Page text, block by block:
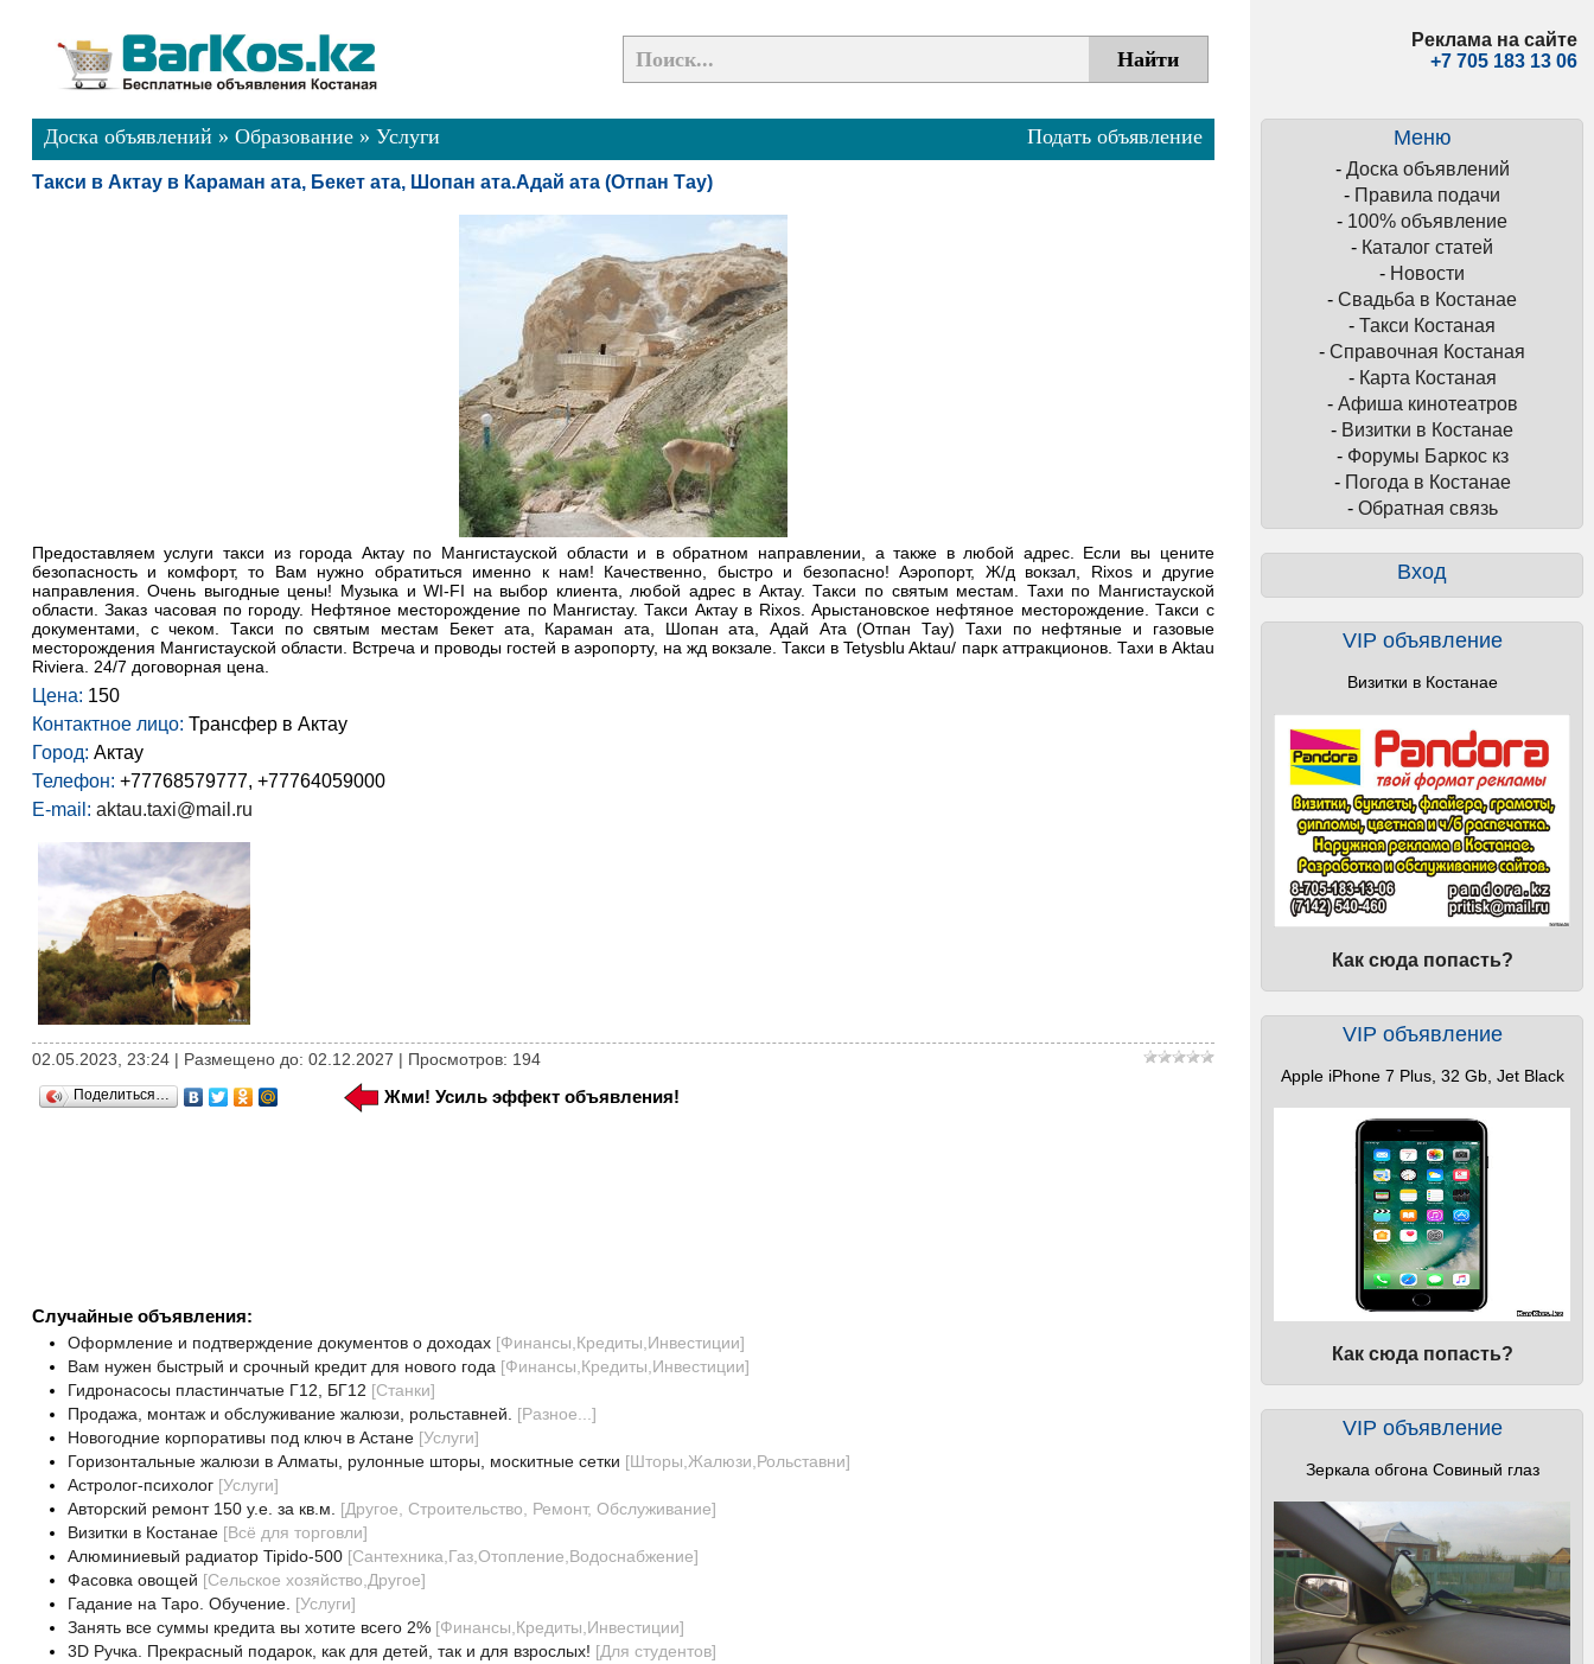
Реклама на сайте
+7 705 183 13 06
Меню
- Доска объявлений
- Правила подачи
- 100% объявление
- Каталог статей
- Новости
- Свадьба в Костанае
- Такси Костаная
- Справочная Костаная
- Карта Костаная
- Афиша кинотеатров
- Визитки в Костанае
- Форумы Баркос кз
- Погода в Костанае
- Обратная связь
Вход
VIP объявление
Визитки в Костанае
Как сюда попасть?
VIP объявление
Apple iPhone 7 Plus, 32 Gb, Jet Black
Как сюда попасть?
VIP объявление
Зеркала обгона Совиный глаз
Подать объявление
Доска объявлений » Образование» Услуги
Такси в Актау в Караман ата, Бекет ата, Шопан ата.Адай ата (Отпан Тау)
Предоставляем услуги такси из города Актау по Мангистауской области и в обратном направлении, а также в любой адрес. Если вы цените
безопасность и комфорт, то Вам нужно обратиться именно к нам! Качественно, быстро и безопасно! Аэропорт, Ж/д вокзал, Rixos и другие
направления. Очень выгодные цены! Музыка и WI-FI на выбор клиента, любой адрес в Актау. Такси по святым местам. Тахи по Мангистауской
области. Заказ часовая по городу. Нефтяное месторождение по Мангистау. Такси Актау в Rixos. Арыстановское нефтяное месторождение. Такси с
документами, с чеком. Такси по святым местам Бекет ата, Караман ата, Шопан ата, Адай Ата (Отпан Тау) Тахи по нефтяные и газовые
месторождения Мангистауской области. Встреча и проводы гостей в аэропорту, на жд вокзале. Такси в Tetysblu Aktau/ парк аттракционов. Тахи в Aktau
Riviera. 24/7 договорная цена.
Цена: 150
Контактное лицо: Трансфер в Актау
Город: Актау
Телефон: +77768579777, +77764059000
E-mail: aktau.taxi@mail.ru
02.05.2023, 23:24 | Размещено до: 02.12.2027 | Просмотров: 194
Поделиться… Жми! Усиль эффект объявления!
Случайные объявления:
Оформление и подтверждение документов о доходах [Финансы,Кредиты,Инвестиции]
Вам нужен быстрый и срочный кредит для нового года [Финансы,Кредиты,Инвестиции]
Гидронасосы пластинчатые Г12, БГ12 [Станки]
Продажа, монтаж и обслуживание жалюзи, рольставней.
[Разное... ]
Новогодние корпоративы под ключ в Астане [Услуги]
Горизонтальные жалюзи в Алматы, рулонные шторы, москитные сетки [Шторы,Жалюзи,Рольставни]
Астролог-психолог [Услуги]
Авторский ремонт 150 у.е. за кв.м.
[Другое, Строительство, Ремонт, Обслуживание]
Визитки в Костанае [Всё для торговли]
Алюминиевый радиатор Tipido-500 [Сантехника,Газ,Отопление,Водоснабжение]
Фасовка овощей [Сельское хозяйство,Другое]
Гадание на Таро. Обучение. [Услуги]
Занять все суммы кредита вы хотите всего 2% [Финансы,Кредиты,Инвестиции]
3D Ручка. Прекрасный подарок, как для детей, так и для взрослых! [Для студентов]